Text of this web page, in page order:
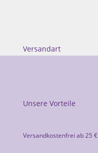
Versandart
Unsere Vorteile
Versandkostenfrei ab 25 €